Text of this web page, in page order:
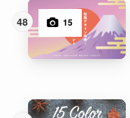
15